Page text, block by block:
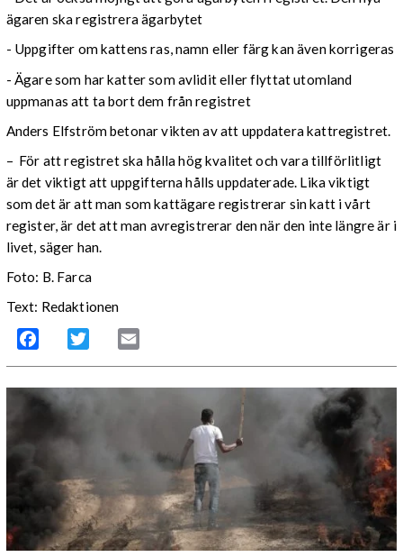
ägaren ska registrera ägarbytet
- Uppgifter om kattens ras, namn eller färg kan även korrigeras
- Ägare som har katter som avlidit eller flyttat utomland
uppmanas att ta bort dem från registret
Anders Elfström betonar vikten av att uppdatera kattregistret.
– För att registret ska hålla hög kvalitet och vara tillförlitligt
är det viktigt att uppgifterna hålls uppdaterade. Lika viktigt
som det är att man som kattägare registrerar sin katt i vårt
register, är det att man avregistrerar den när den inte längre är i
livet, säger han.
Foto: B. Farca
Text: Redaktionen
Facebook Twitter